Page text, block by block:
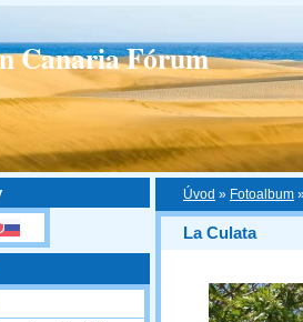
Canaria Fórum
Úvod » Fotoalbum
La Culata